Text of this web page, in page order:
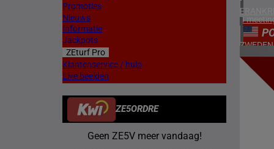
Promoties
Nieuws
Informatie
Jackpots
ZEturf Pro
Klantenservice / hulp
Live beelden
ZE5ORDRE
Geen ZE5V meer vandaag!
4
ZWEDEN
ZUID-
2
1
28/04/